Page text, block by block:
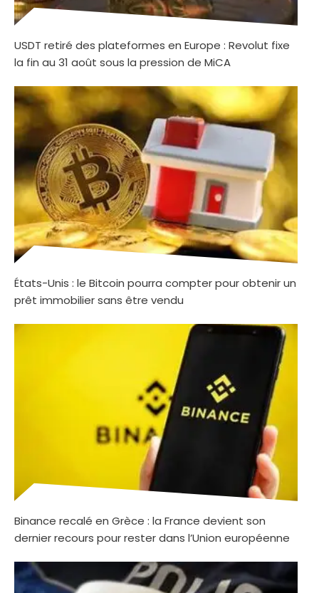
USDT retiré des plateformes en Europe : Revolut fixe
la fin au 31 août sous la pression de MiCA
États-Unis : le Bitcoin pourra compter pour obtenir un
prêt immobilier sans être vendu
Binance recalé en Grèce : la France devient son
dernier recours pour rester dans l’Union européenne